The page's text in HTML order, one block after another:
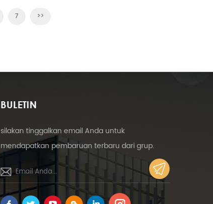
7 >>
BULETIN
silakan tinggalkan email Anda untuk
mendapatkan pembaruan terbaru dari grup.